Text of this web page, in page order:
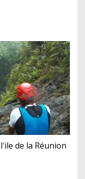
de la Réunion